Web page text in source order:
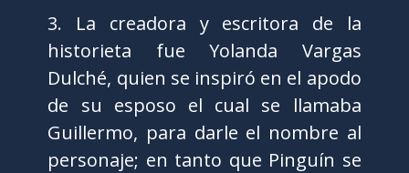
3. La creadora y escritora de la
historieta fue Yolanda Vargas
Dulché, quien se inspiró en el apodo
de su esposo el cual se llamaba
Guillermo, para darle el nombre al
personaje; en tanto que Pinguín se